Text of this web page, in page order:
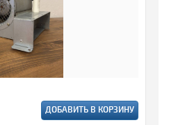
ДОБАВИТЬ В КОРЗИНУ